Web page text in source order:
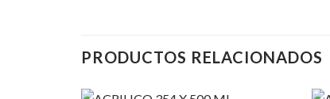
PRODUCTOS RELACIONADOS